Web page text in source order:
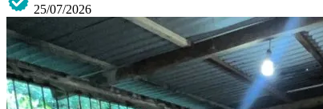
25/07/2026